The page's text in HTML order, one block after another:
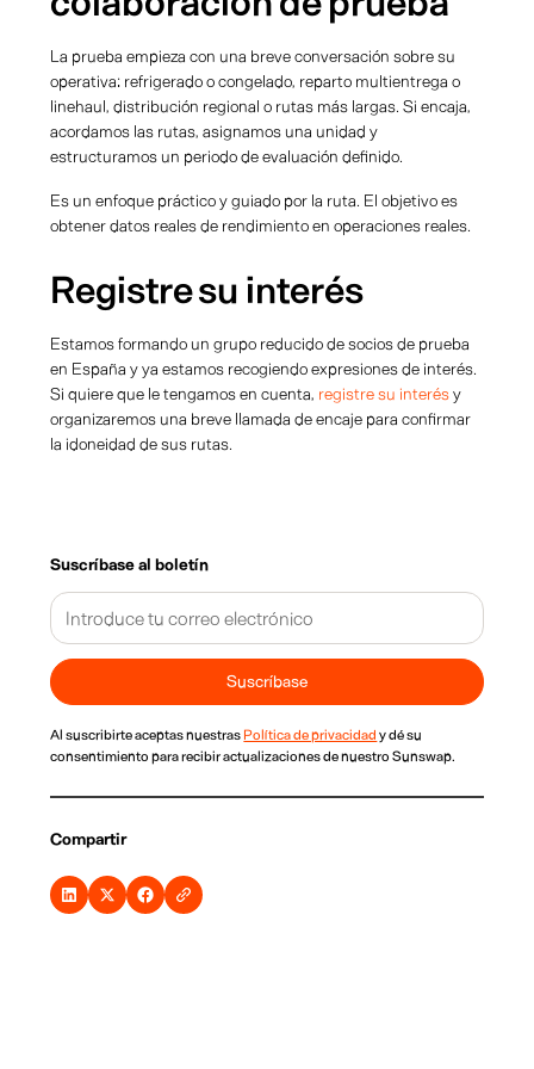
Suscríbase al boletín
Al suscribirte aceptas nuestras Política de privacidad y dé su
consentimiento para recibir actualizaciones de nuestro Sunswap.
Compartir
La prueba empieza con una breve conversación sobre su
operativa: refrigerado o congelado, reparto multientrega o
linehaul, distribución regional o rutas más largas. Si encaja,
acordamos las rutas, asignamos una unidad y
estructuramos un periodo de evaluación definido.
Es un enfoque práctico y guiado por la ruta. El objetivo es
obtener datos reales de rendimiento en operaciones reales.
Registre su interés
Estamos formando un grupo reducido de socios de prueba
en España y ya estamos recogiendo expresiones de interés.
Si quiere que le tengamos en cuenta, registre su interésy
organizaremos una breve llamada de encaje para confirmar
la idoneidad de sus rutas.